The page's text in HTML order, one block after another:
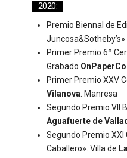
2020:
Premio Biennal de
Juncosa&Sotheby’s»
Primer Premio 6º
Grabado
Primer Premio XXV
Vilanova . Manresa
Segundo Premio VII
Aguafuerte de
Segundo Premio
Caballero». Villa de